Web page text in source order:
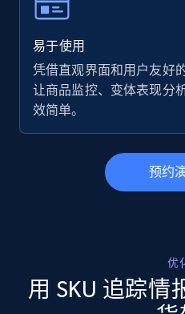
specific keywords
URL, Final price, Sku,
Specifications, Image urls,
more.
Walmart - products -
using sku numbers
URL, Final price, Sku,
易于使用
凭借直观界面和用户友好
让商品监控、变体表现分
效简单。
预约
优
用 SKU 追踪情